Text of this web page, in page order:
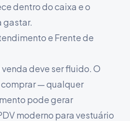
dentro do caixa e o
gastar.
e Frente de
deve ser fluido. O
— qualquer
pode gerar
moderno para vestuário